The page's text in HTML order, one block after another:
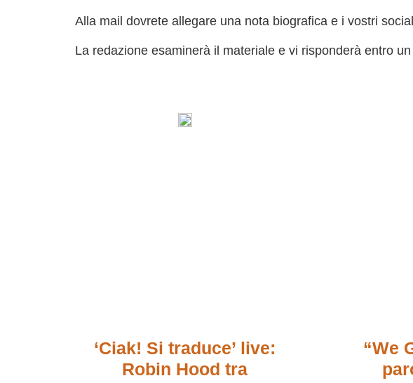
Alla mail dovrete allegare una nota biografica e i vostri
La redazione esaminerà il materiale e vi risponderà entro
‘Ciak! Si traduce’ live:
Robin Hood tra
“We